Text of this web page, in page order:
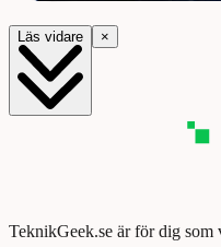
Läs vidare ×
TeknikGeek.se är för dig som